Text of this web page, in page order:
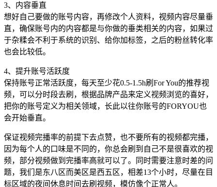
3、内容垂直
想好自己要做的账号内容，再修改个人资料，视频内容尽量垂
直，确保账号内的内容都是与你做的垂类相关的内容，如果过
于杂糅会不利于系统的识别、给你加标签，之后的粉丝转化率
也会比较低。
4、提升账号活跃度
保持账号正常活跃度，每天至少花0.5-1.5h刷For You的推荐视
频，可以分时段去刷，根据品牌产品来定义视频浏览的喜好，
把你的账号定义为相关领域，长此以往你账号的FORYOU也
会开始垂直。
保证视频完播率的前提下去点赞，也不要所有的视频都完播，
因为每个人的口味是不同的，你总会刷到自己不是很喜欢的视
频，部分视频做到完播率高就可以了。同时需要注意时差的问
题，我们是东八区而美区是西五区，相差13个小时，尽量在目
标区域的夜间休息时间去刷视频，模仿像个正常人。